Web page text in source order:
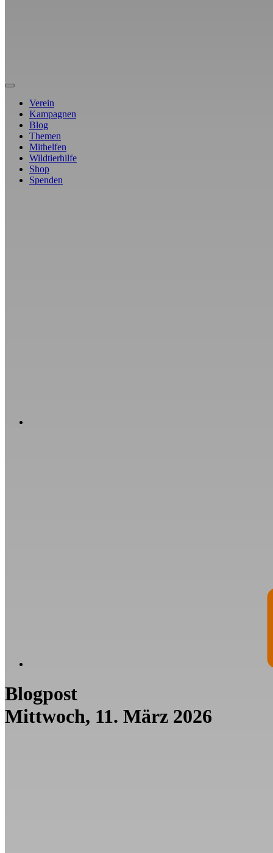
Verein
Kampagnen
Blog
Themen
Mithelfen
Wildtierhilfe
Shop
Spenden
Blogpost
Mittwoch, 11. März 2026